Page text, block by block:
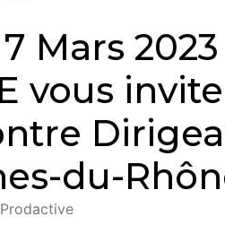
Mars
vous
du-